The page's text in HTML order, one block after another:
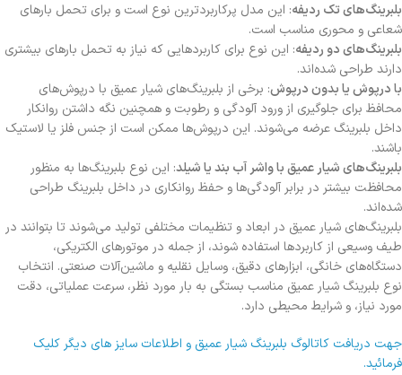
بلبرینگ‌های تک ردیفه: این مدل پرکاربردترین نوع است و برای تحمل بارهای
شعاعی و محوری مناسب است.
بلبرینگ‌های دو ردیفه: این نوع برای کاربردهایی که نیاز به تحمل بارهای بیشتری
دارند طراحی شده‌اند.
با درپوش یا بدون درپوش: برخی از بلبرینگ‌های شیار عمیق با درپوش‌های
محافظ برای جلوگیری از ورود آلودگی و رطوبت و همچنین نگه داشتن روانکار
داخل بلبرینگ عرضه می‌شوند. این درپوش‌ها ممکن است از جنس فلز یا لاستیک
باشند.
بلبرینگ‌های شیار عمیق با واشر آب بند یا شیلد: این نوع بلبرینگ‌ها به منظور
محافظت بیشتر در برابر آلودگی‌ها و حفظ روانکاری در داخل بلبرینگ طراحی
شده‌اند.
بلبرینگ‌های شیار عمیق در ابعاد و تنظیمات مختلفی تولید می‌شوند تا بتوانند در
طیف وسیعی از کاربردها استفاده شوند، از جمله در موتورهای الکتریکی،
دستگاه‌های خانگی، ابزارهای دقیق، وسایل نقلیه و ماشین‌آلات صنعتی. انتخاب
نوع بلبرینگ شیار عمیق مناسب بستگی به بار مورد نظر، سرعت عملیاتی، دقت
مورد نیاز، و شرایط محیطی دارد.
جهت دریافت کاتالوگ بلبرینگ شیار عمیق و اطلاعات سایز های دیگر کلیک
فرمائید.